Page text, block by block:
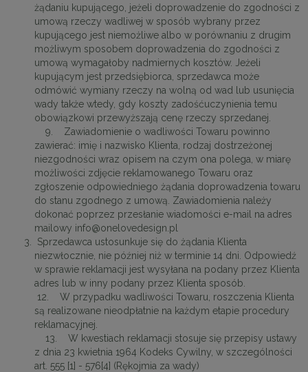
żądaniu kupującego, jeżeli doprowadzenie do zgodności z
umową rzeczy wadliwej w sposób wybrany przez
kupującego jest niemożliwe albo w porównaniu z drugim
możliwym sposobem doprowadzenia do zgodności z
umową wymagałoby nadmiernych kosztów. Jeżeli
kupującym jest przedsiębiorca, sprzedawca może
odmówić wymiany rzeczy na wolną od wad lub usunięcia
wady także wtedy, gdy koszty zadośćuczynienia temu
obowiązkowi przewyższają cenę rzeczy sprzedanej.
9. Zawiadomienie o wadliwości Towaru powinno
zawierać: imię i nazwisko Klienta, rodzaj dostrzeżonej
niezgodności wraz opisem na czym ona polega, w miarę
możliwości zdjęcie reklamowanego Towaru oraz
zgłoszenie odpowiedniego żądania doprowadzenia towaru
do stanu zgodnego z umową. Zawiadomienia należy
dokonać poprzez przesłanie wiadomości e-mail na adres
mailowy info@onelovedesign.pl
Sprzedawca ustosunkuje się do żądania Klienta
niezwłocznie, nie później niż w terminie 14 dni. Odpowiedź
w sprawie reklamacji jest wysyłana na podany przez Klienta
adres lub w inny podany przez Klienta sposób.
12. W przypadku wadliwości Towaru, roszczenia Klienta
są realizowane nieodpłatnie na każdym etapie procedury
reklamacyjnej.
13. W kwestiach reklamacji stosuje się przepisy ustawy
z dnia 23 kwietnia 1964 Kodeks Cywilny, w szczególności
art. 555 [1] - 576[4] (Rękojmia za wady)